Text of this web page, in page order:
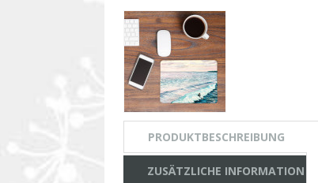
PRODUKTBESCHREIBUNG
ZUSÄTZLICHE INFORMATION